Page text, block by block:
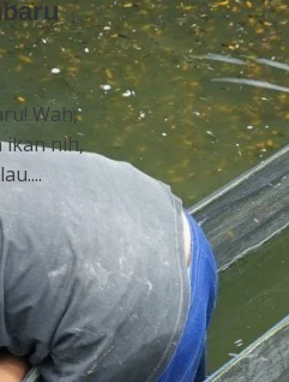
Wah,
ikan nih,
Molly
Channa
Koi
Koki
Guppy
Platy
Glofish
Danio
Manfish
Discuss
Palmas
Kura-kura